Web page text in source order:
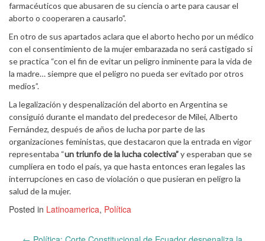
farmacéuticos que abusaren de su ciencia o arte para causar el
aborto o cooperaren a causarlo”.
En otro de sus apartados aclara que el aborto hecho por un médico
con el consentimiento de la mujer embarazada no será castigado si
se practica “con el fin de evitar un peligro inminente para la vida de
la madre… siempre que el peligro no pueda ser evitado por otros
medios”.
La legalización y despenalización del aborto en Argentina se
consiguió durante el mandato del predecesor de Milei, Alberto
Fernández, después de años de lucha por parte de las
organizaciones feministas, que destacaron que la entrada en vigor
representaba “un triunfo de la lucha colectiva”y esperaban que se
cumpliera en todo el país, ya que hasta entonces eran legales las
interrupciones en caso de violación o que pusieran en peligro la
salud de la mujer.
Posted in Latinoamerica, Política